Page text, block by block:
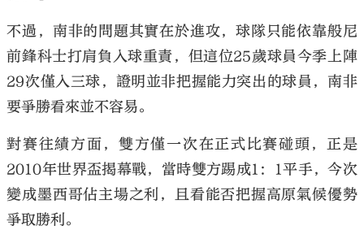
不過，南非的問題其實在於進攻，球隊只能依靠般尼
前鋒科士打肩負入球重責，但這位25歲球員今季上陣
29次僅入三球，證明並非把握能力突出的球員，南非
要爭勝看來並不容易。
對賽往績方面，雙方僅一次在正式比賽碰頭，正是
2010年世界盃揭幕戰，當時雙方踢成1：1平手，今次
變成墨西哥佔主場之利，且看能否把握高原氣候優勢
爭取勝利。